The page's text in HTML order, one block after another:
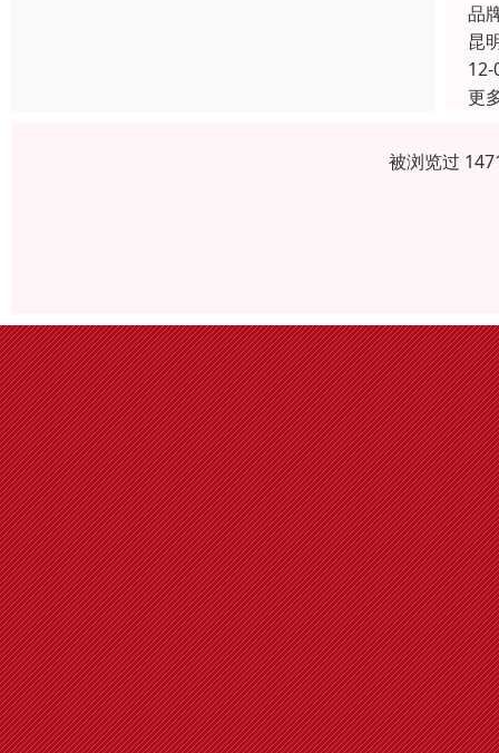
品
昆
12-
更
被浏览过